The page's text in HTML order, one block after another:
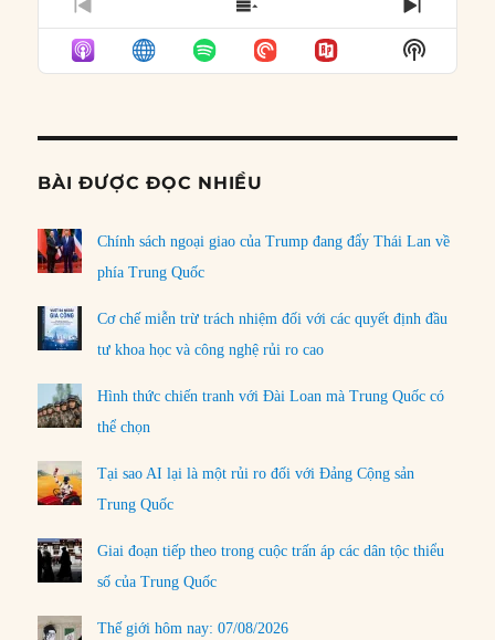
PREVIOUS
EPISODE
SHOW
EPISODES
LIST
NEXT
Show
Podcast
BÀI ĐƯỢC ĐỌC NHIỀU
Chính sách ngoại giao của Trump đang đẩy Thái Lan về
phía Trung Quốc
Cơ chế miễn trừ trách nhiệm đối với các quyết định đầu
tư khoa học và công nghệ rủi ro cao
Hình thức chiến tranh với Đài Loan mà Trung Quốc có
thể chọn
Tại sao AI lại là một rủi ro đối với Đảng Cộng sản
Trung Quốc
Giai đoạn tiếp theo trong cuộc trấn áp các dân tộc thiểu
số của Trung Quốc
Thế giới hôm nay: 07/08/2026